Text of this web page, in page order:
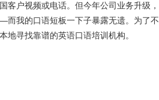
客户视频或电话。但今年公司业务升级，
我的口语短板一下子暴露无遗。为了不
地寻找靠谱的英语口语培训机构。